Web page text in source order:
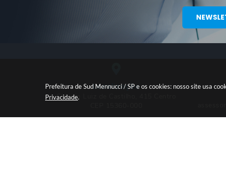
Prefeitura de Sud Mennucci / SP e os cookies: nosso site usa
Privacidade.
Localização
Claudio Luiz de Castilho, 415 Centro